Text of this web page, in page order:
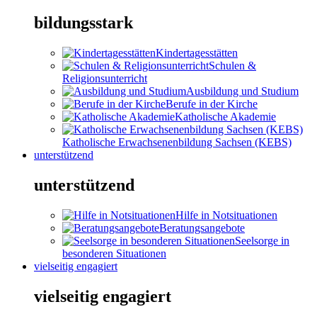
bildungsstark
Kindertagesstätten
Schulen &
Religionsunterricht
Ausbildung und Studium
Berufe in der Kirche
Katholische Akademie
Katholische Erwachsenenbildung Sachsen (KEBS)
unterstützend
unterstützend
Hilfe in Notsituationen
Beratungsangebote
Seelsorge in
besonderen Situationen
vielseitig engagiert
vielseitig engagiert